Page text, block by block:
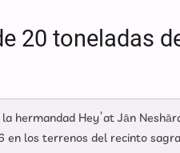
20 toneladas
hermandad Hey’at Jān
los terrenos del recinto